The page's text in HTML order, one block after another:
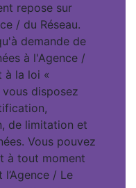
repose sur
/ du Réseau.
demande de
à l'Agence /
à la loi «
disposez
de limitation et
Vous pouvez
à tout moment
/ Le